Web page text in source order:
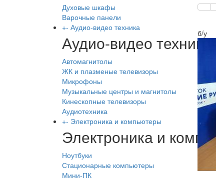
Духовые шкафы
Варочные панели
+- Аудио-видео техника
Аудио-видео техника
Автомагнитолы
ЖК и плазменые телевизоры
Микрофоны
Музыкальные центры и магнитолы
Кинескопные телевизоры
Аудиотехника
+- Электроника и компьютеры
Электроника и
Ноутбуки
Стационарные компьютеры
Мини-ПК
б/у